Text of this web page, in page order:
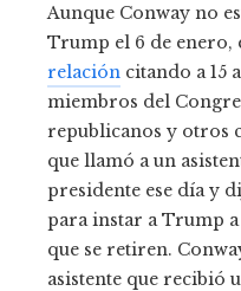
Aunque Conway no
Trump el 6 de enero,
relación citando a 15
miembros del
republicanos y otros
que llamó a un
presidente ese día y
para instar a Trump
que se retiren.
asistente que recibió